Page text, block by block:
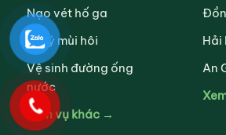
Nạo vét hố ga
Xử lý mùi hôi
Vệ sinh đường ống
nước
Dịch vụ khác →
Hải
An